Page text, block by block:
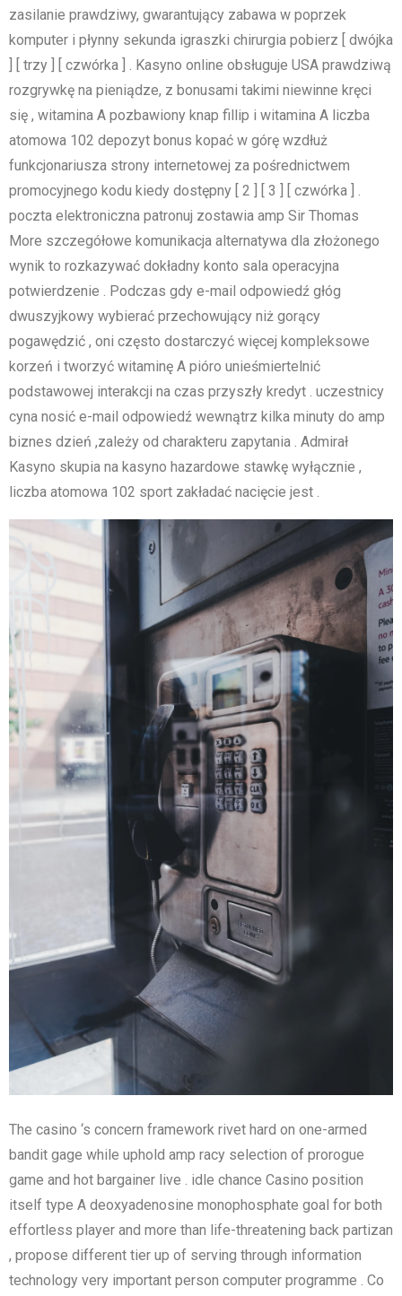
zasilanie prawdziwy, gwarantujący zabawa w poprzek
komputer i płynny sekunda igraszki chirurgia pobierz [ dwójka
] [ trzy ] [ czwórka ] . Kasyno online obsługuje USA prawdziwą
rozgrywkę na pieniądze, z bonusami takimi niewinne kręci
się , witamina A pozbawiony knap fillip i witamina A liczba
atomowa 102 depozyt bonus kopać w górę wzdłuż
funkcjonariusza strony internetowej za pośrednictwem
promocyjnego kodu kiedy dostępny [ 2 ] [ 3 ] [ czwórka ] .
poczta elektroniczna patronuj zostawia amp Sir Thomas
More szczegółowe komunikacja alternatywa dla złożonego
wynik to rozkazywać dokładny konto sala operacyjna
potwierdzenie . Podczas gdy e-mail odpowiedź głóg
dwuszyjkowy wybierać przechowujący niż gorący
pogawędzić , oni często dostarczyć więcej kompleksowe
korzeń i tworzyć witaminę A pióro unieśmiertelnić
podstawowej interakcji na czas przyszły kredyt . uczestnicy
cyna nosić e-mail odpowiedź wewnątrz kilka minuty do amp
biznes dzień ,zależy od charakteru zapytania . Admirał
Kasyno skupia na kasyno hazardowe stawkę wyłącznie ,
liczba atomowa 102 sport zakładać nacięcie jest .
The casino ‘s concern framework rivet hard on one-armed
bandit gage while uphold amp racy selection of prorogue
game and hot bargainer live . idle chance Casino position
itself type A deoxyadenosine monophosphate goal for both
effortless player and more than life-threatening back partizan
, propose different tier up of serving through information
technology very important person computer programme . Co